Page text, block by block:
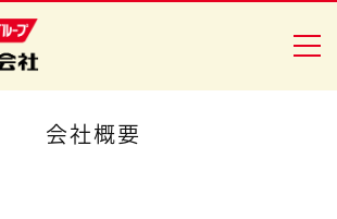
会社概要